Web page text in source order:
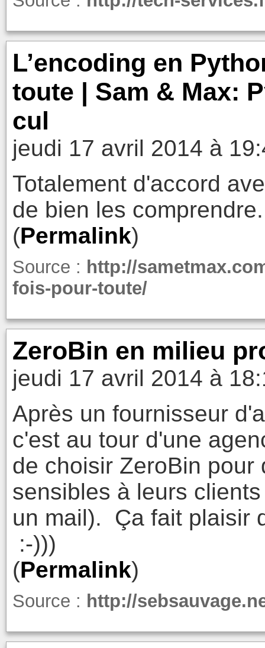
L’encoding en
toute | Sam & Max:
cul
jeudi 17 avril 2014 à
Totalement d'accord
de bien les comprendre.
(Permalink)
Source : http://
fois-pour-toute/
ZeroBin en milieu
jeudi 17 avril 2014 à
Après un fournisseur
c'est au tour d'une
de choisir ZeroBin pour
sensibles à leurs
un mail). Ça fait plaisir
:-)))
(Permalink)
Source : http://